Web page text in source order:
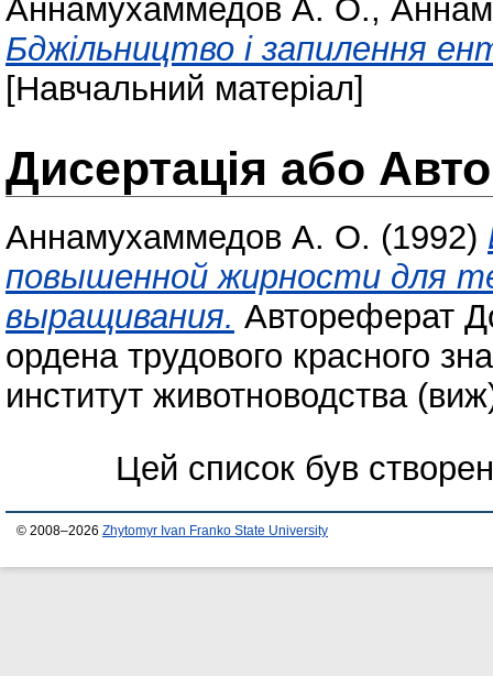
Аннамухаммедов А. О.,
Бджільництво і запилення
[Навчальний матеріал]
Дисертація або
Аннамухаммедов А. О. (1992)
повышенной жирности для
выращивания. Автореферат
ордена трудового красного
институт животноводства
Цей список був
© 2008–2026 Zhytomyr Ivan Franko State University